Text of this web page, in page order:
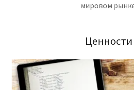
мировом
Ценности